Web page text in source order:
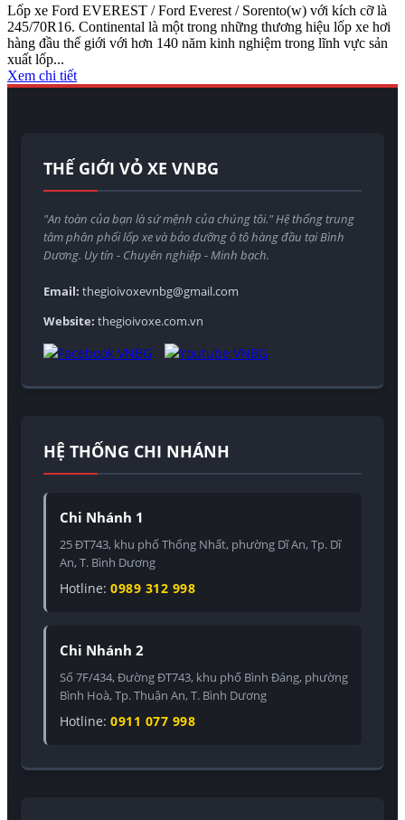
Lốp xe Ford EVEREST / Ford Everest / Sorento(w) với kích cỡ là
245/70R16. Continental là một trong những thương hiệu lốp xe hơi
hàng đầu thế giới với hơn 140 năm kinh nghiệm trong lĩnh vực sản
xuất lốp...
Xem chi tiết
THẾ GIỚI VỎ XE VNBG
"An toàn của bạn là sứ mệnh của chúng tôi." Hệ thống trung
tâm phân phối lốp xe và bảo dưỡng ô tô hàng đầu tại Bình
Dương. Uy tín - Chuyên nghiệp - Minh bạch.
Email: thegioivoxevnbg@gmail.com
Website: thegioivoxe.com.vn
HỆ THỐNG CHI NHÁNH
Chi Nhánh 1
25 ĐT743, khu phố Thống Nhất, phường Dĩ An, Tp. Dĩ
An, T. Bình Dương
Hotline: 0989 312 998
Chi Nhánh 2
Số 7F/434, Đường ĐT743, khu phố Bình Đáng, phường
Bình Hoà, Tp. Thuận An, T. Bình Dương
Hotline: 0911 077 998